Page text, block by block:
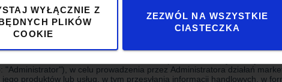
WYŁĄCZNIE Z
PLIKÓW
COOKIE
ZEZWÓL NA WSZYSTKIE
CIASTECZKA